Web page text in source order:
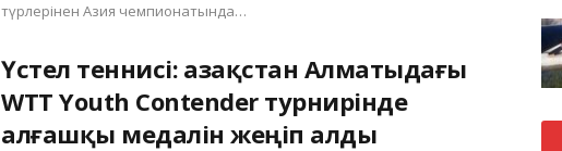
түрлерінен Азия чемпионатында…
Үстел теннисі: Қазақстан Алматыдағы
WTT Youth Contender турнирінде
алғашқы медалін жеңіп алды